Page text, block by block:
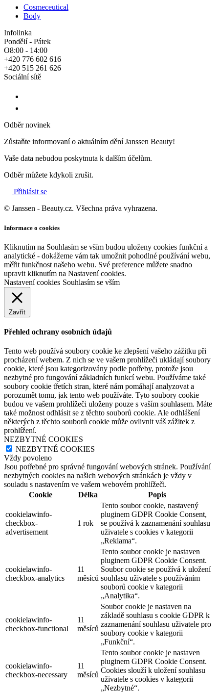
Cosmeceutical
Body
Infolinka
Pondělí - Pátek
O8:00 - 14:00
+420 776 602 616
+420 515 261 626
Sociální sítě
Odběr novinek
Zůstaňte informovaní o aktuálním dění Janssen Beauty!
Vaše data nebudou poskytnuta k dalším účelům.
Odběr můžete kdykoli zrušit.
Přihlásit se
© Janssen - Beauty.cz. Všechna práva vyhrazena.
Informace o cookies
Kliknutím na Souhlasím se vším budou uloženy cookies funkční a
analytické - dokážeme vám tak umožnit pohodlné používání webu,
měřit funkčnost našeho webu. Své preference můžete snadno
upravit kliknutím na Nastavení cookies.
Nastavení cookies Souhlasím se vším
Zavřít
Přehled ochrany osobních údajů
Tento web používá soubory cookie ke zlepšení vašeho zážitku při
procházení webem. Z nich se ve vašem prohlížeči ukládají soubory
cookie, které jsou kategorizovány podle potřeby, protože jsou
nezbytné pro fungování základních funkcí webu. Používáme také
soubory cookie třetích stran, které nám pomáhají analyzovat a
porozumět tomu, jak tento web používáte. Tyto soubory cookie
budou ve vašem prohlížeči uloženy pouze s vaším souhlasem. Máte
také možnost odhlásit se z těchto souborů cookie. Ale odhlášení
některých z těchto souborů cookie může ovlivnit váš zážitek z
prohlížení.
NEZBYTNÉ COOKIES
NEZBYTNÉ COOKIES
Vždy povoleno
Jsou potřebné pro správné fungování webových stránek. Používání
nezbytných cookies na našich webových stránkách je vždy v
souladu s nastavením ve vašem webovém prohlížeči.
Cookie
Délka Popis
cookielawinfo-
checkbox-
advertisement
1 rok
Tento soubor cookie, nastavený
pluginem GDPR Cookie Consent,
se používá k zaznamenání souhlasu
uživatele s cookies v kategorii
„Reklama“.
cookielawinfo-
checkbox-analytics
11
měsíců
Tento soubor cookie je nastaven
pluginem GDPR Cookie Consent.
Soubor cookie se používá k uložení
souhlasu uživatele s používáním
souborů cookie v kategorii
„Analytika“.
cookielawinfo-
checkbox-functional
11
měsíců
Soubor cookie je nastaven na
základě souhlasu s cookie GDPR k
zaznamenání souhlasu uživatele pro
soubory cookie v kategorii
„Funkční“.
cookielawinfo-
checkbox-necessary
11
měsíců
Tento soubor cookie je nastaven
pluginem GDPR Cookie Consent.
Cookies slouží k uložení souhlasu
uživatele s cookies v kategorii
„Nezbytné“.